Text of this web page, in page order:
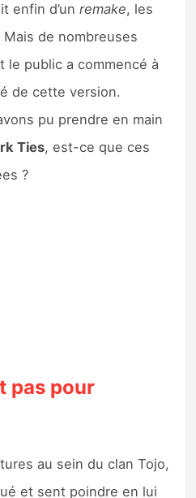
enfin d’unremake, les
de nombreuses
le public a commencé à
de cette version.
pu prendre en main
Ties, est-ce que ces
?
pas pour
au sein du clan Tojo,
et sent poindre en lui